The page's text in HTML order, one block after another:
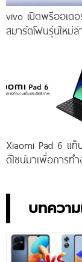
vivo เปิดพรีออเด
สมาร์ตโฟนรุ่นใหม่
ราคาเริ่มต้นเพียง
จัดเต็มกับโปรโมชั
Xiaomi Pad 6 แท็
ดีไซน์มาเพื่อการทำ
บทควา